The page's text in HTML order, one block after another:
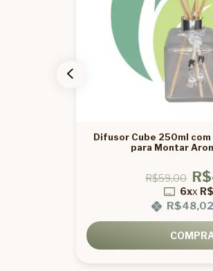
Difusor Cube 250ml
para Montar
R$59,00
6xx
R$48,02